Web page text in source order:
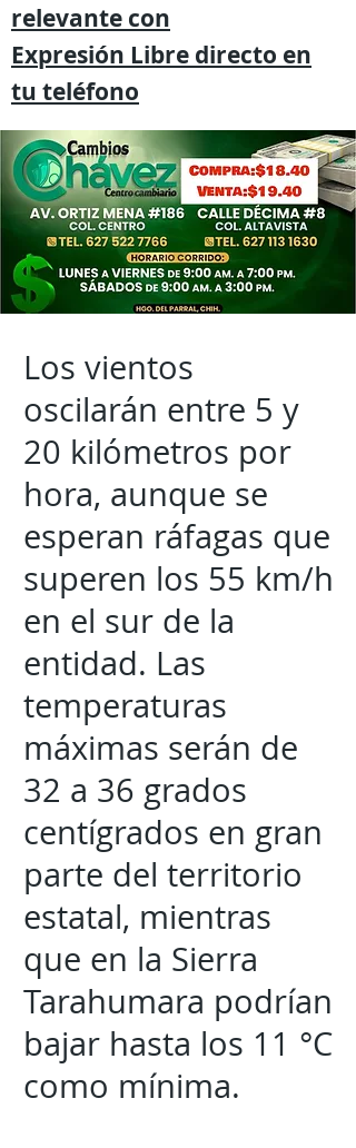
relevante con
Expresión Libre directo en
tu teléfono
Los vientos
oscilarán entre 5 y
20 kilómetros por
hora, aunque se
esperan ráfagas que
superen los 55 km/h
en el sur de la
entidad. Las
temperaturas
máximas serán de
32 a 36 grados
centígrados en gran
parte del territorio
estatal, mientras
que en la Sierra
Tarahumara podrían
bajar hasta los 11 °C
como mínima.